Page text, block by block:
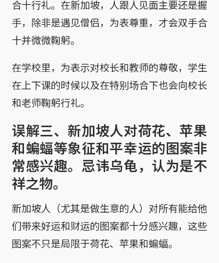
合十行礼。在新加坡，人跟人见面主要还是握
手，除非是遇见僧侣，为表尊重，才会双手合
十并微微鞠躬。
在学校里，为表示对校长和教师的尊敬，学生
在上下课的时候以及在特别场合下也会向校长
和老师鞠躬行礼。
误解三、新加坡人对荷花、苹果
和蝙蝠等象征和平幸运的图案非
常感兴趣。忌讳乌龟，认为是不
祥之物。
新加坡人（尤其是做生意的人）对所有能给他
们带来好运和财运的图案都十分感兴趣，这些
图案不只是局限于荷花、苹果和蝙蝠。